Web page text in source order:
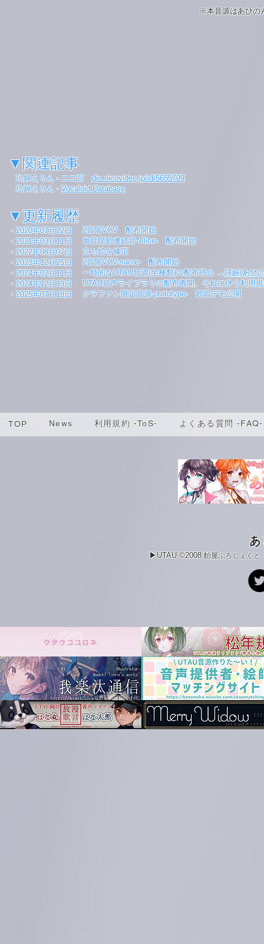
※本音源はあひの
▼関連記事
玖婥えりん - ニコ百dic.nicovideo.jp/id/5655709
玖婥えりん -Vocaloid Database
​2音階VCV 配布開始
単音階歌連続音-Alice- 配布開始
​立ち絵を修正
​2音階VCV-sucre- 配布開始
一時的なUTAU音源(全種類)の配布停止 →詳細(あひ
UTAU音声ライブラリの配布再開。それに伴う利用
クラファン限定音源-prototype- 歌唱デモ公開
▼更新履歴
・2020年07月22日
・2021年03月11日
​・2022年08月07日
​・2023年12月25日
​・2024年02月11日
​・2024年12月13日
​・2025年07月18日
TOP News 利用規約 -ToS- よくある質問 -FAQ-
▶UTAU ©2008飴屋ぷろじぇく